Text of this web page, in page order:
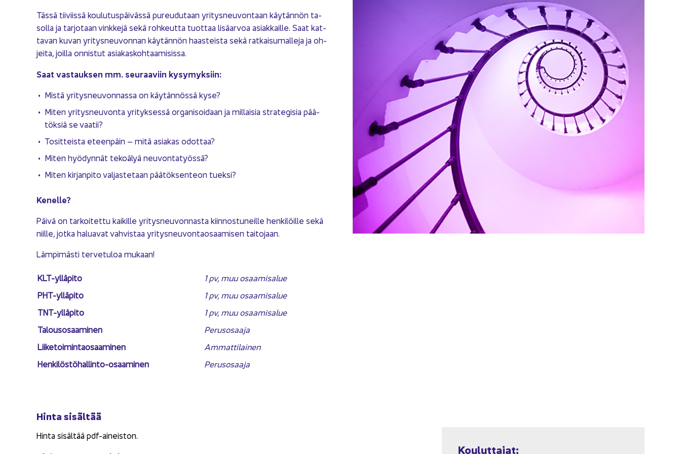
Tässä tii­viis­sä kou­lu­tus­päi­väs­sä pu­reu­du­taan yri­tys­neu­von­taan käy­tän­nön ta­
sol­la ja tar­jo­taan vink­ke­jä sekä roh­keut­ta tuot­taa li­sä­ar­voa asiak­kail­le. Saat kat­
ta­van kuvan yri­tys­neu­von­nan käy­tän­nön haas­teis­ta sekä rat­kai­su­mal­le­ja ja oh­
jei­ta, joil­la on­nis­tut asia­kas­koh­taa­mi­sis­sa.
Saat vas­tauk­sen mm. seu­raa­viin ky­sy­myk­siin:
Mistä yri­tys­neu­von­nas­sa on käy­tän­nös­sä kyse?
Miten yri­tys­neu­von­ta yri­tyk­ses­sä or­ga­ni­soi­daan ja mil­lai­sia stra­te­gi­sia pää­
tök­siä se vaa­tii?
To­sit­teis­ta eteen­päin – mitä asia­kas odot­taa?
Miten hyö­dyn­nät te­ko­ä­lyä neu­von­ta­työs­sä?
Miten kir­jan­pi­to val­jas­te­taan pää­tök­sen­teon tuek­si?
Ke­nel­le?
Päivä on tar­koi­tet­tu kai­kil­le yri­tys­neu­von­nas­ta kiin­nos­tu­neil­le hen­ki­löil­le sekä
niil­le, jotka ha­lua­vat vah­vis­taa yri­tys­neu­von­tao­saa­mi­sen tai­to­jaan.
Läm­pi­mäs­ti ter­ve­tu­loa mu­kaan!
KLT-​ylläpito
1 pv, muu osaa­mi­sa­lue
PHT-​ylläpito
1 pv, muu osaa­mi­sa­lue
TNT-​ylläpito
1 pv, muu osaa­mi­sa­lue
Ta­lous­osaa­mi­nen
Pe­rus­osaa­ja
Lii­ke­toi­min­tao­saa­mi­nen
Am­mat­ti­lai­nen
Henkilöstöhallinto-​osaaminen
Pe­rus­osaa­ja
Hinta si­säl­tää
Hinta si­säl­tää pdf-​aineiston.
Kou­lut­ta­jat: